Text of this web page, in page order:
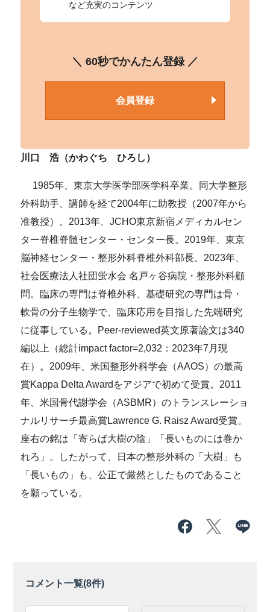
など充実のコンテンツ
＼ 60秒でかんたん登録 ／
会員登録
川口 浩（かわぐち ひろし）
1985年、東京大学医学部医学科卒業。同大学整形
外科助手、講師を経て2004年に助教授（2007年から
准教授）。2013年、JCHO東京新宿メディカルセン
ター脊椎脊髄センター・センター長。2019年、東京
脳神経センター・整形外科脊椎外科部長。2023年、
社会医療法人社団蛍水会 名戸ヶ谷病院・整形外科顧
問。臨床の専門は脊椎外科、基礎研究の専門は骨・
軟骨の分子生物学で、臨床応用を目指した先端研究
に従事している。Peer-reviewed英文原著論文は340
編以上（総計impact factor=2,032：2023年7月現
在）。2009年、米国整形外科学会（AAOS）の最高
賞Kappa Delta Awardをアジアで初めて受賞。2011
年、米国骨代謝学会（ASBMR）のトランスレーショ
ナルリサーチ最高賞Lawrence G. Raisz Award受賞。
座右の銘は「寄らば大樹の陰」「長いものには巻か
れろ」。したがって、日本の整形外科の「大樹」も
「長いもの」も、公正で厳然としたものであること
を願っている。
コメント一覧(8件)